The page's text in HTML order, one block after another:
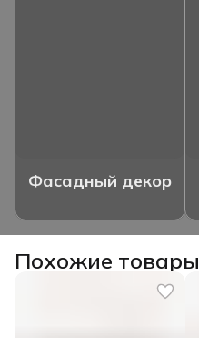
Фасадный декор
Похожие товары